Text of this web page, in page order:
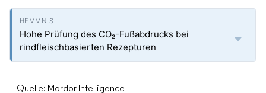
Hohe Prüfung des CO₂-Fußabdrucks bei
rindfleischbasierten Rezepturen
Quelle: Mordor Intelligence